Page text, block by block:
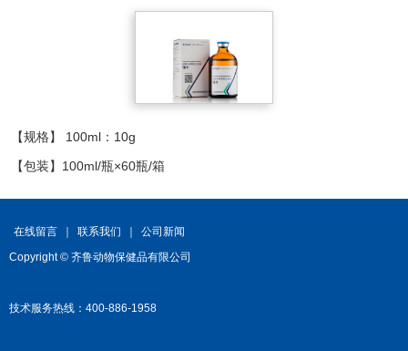
【规格】 100ml：10g
【包装】100ml/瓶×60瓶/箱
在线留言 联系我们
公司新闻
Copyright © 齐鲁动物保健品有限公司
技术服务热线：400-886-1958